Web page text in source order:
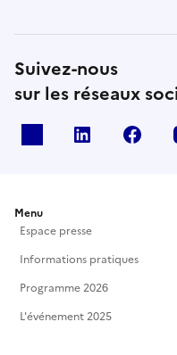
Suivez-nous
sur les réseaux
Linkedin
Menu
Espace presse
Informations pratiques
Programme 2026
L'événement 2025